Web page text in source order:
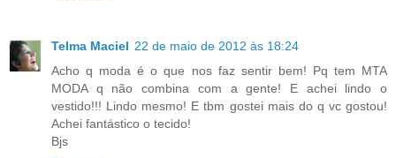
Telma Maciel 22 de maio de 2012 às 18:24
Acho q moda é o que nos faz sentir bem! Pq tem MTA
MODA q não combina com a gente! E achei lindo o
vestido!!! Lindo mesmo! E tbm gostei mais do q vc gostou!
Achei fantástico o tecido!
Bjs